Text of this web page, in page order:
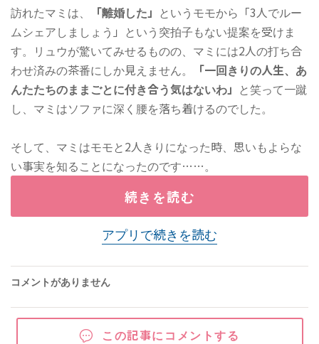
訪れたマミは、
「離婚した」 というモモから「3人でルー
ムシェアしましょう」という突拍子もない提案を受けま
す。リュウが驚いてみせるものの、マミには2人の打ち合
わせ済みの茶番にしか見えません。
「一回きりの人生、あ
んたたちのままごとに付き合う気はないわ」 と笑って一蹴
し、マミはソファに深く腰を落ち着けるのでした。
そして、マミはモモと2人きりになった時、思いもよらな
い事実を知ることになったのです……。
続きを読む
アプリで続きを読む
コメントがありません
この記事にコメントする